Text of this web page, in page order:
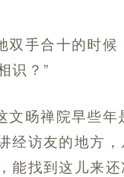
双手合十的时候
识？”
文旸禅院早些
经访友的地方
能找到这儿来